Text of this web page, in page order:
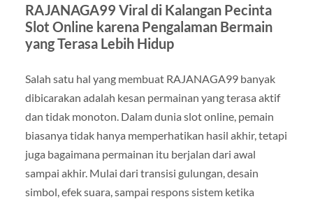
RAJANAGA99 Viral di Kalangan Pecinta
Slot Online karena Pengalaman Bermain
yang Terasa Lebih Hidup
Salah satu hal yang membuat RAJANAGA99 banyak
dibicarakan adalah kesan permainan yang terasa aktif
dan tidak monoton. Dalam dunia slot online, pemain
biasanya tidak hanya memperhatikan hasil akhir, tetapi
juga bagaimana permainan itu berjalan dari awal
sampai akhir. Mulai dari transisi gulungan, desain
simbol, efek suara, sampai respons sistem ketika